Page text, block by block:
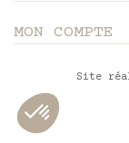
MON COMPTE
Site